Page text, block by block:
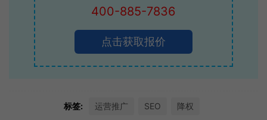
400-885-7836
点击获取报价
标签: 运营推广 SEO 降权